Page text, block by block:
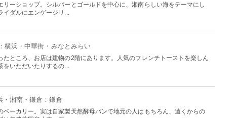
ーショップ。シルバーとゴールドを中心に、湘南らしい海をテーマにし
イダルにエンゲージリ...
横浜・中華街・みなとみらい
たところ、お店は建物の2階にあります。人気のフレンチトーストを楽しん
をいただいたりするの...
・湘南・鎌倉：鎌倉
ベーカリー。実は自家製天然酵母パンで地元の人はもちろん、遠くからの